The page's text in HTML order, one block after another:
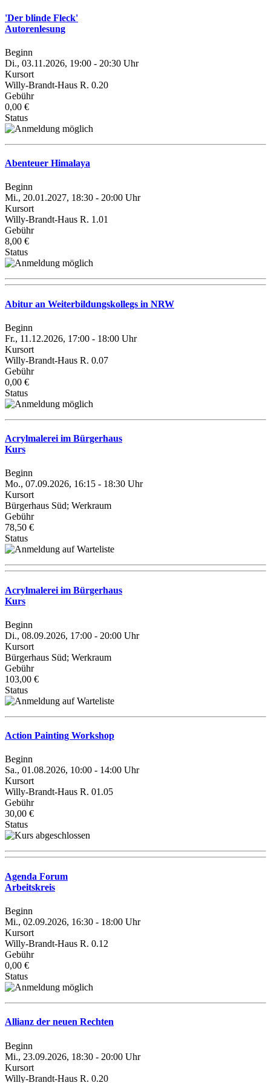
'Der blinde Fleck'
Autorenlesung
Beginn
Di., 03.11.2026, 19:00 - 20:30 Uhr
Kursort
Willy-Brandt-Haus R. 0.20
Gebühr
0,00 €
Status
Abenteuer Himalaya
Beginn
Mi., 20.01.2027, 18:30 - 20:00 Uhr
Kursort
Willy-Brandt-Haus R. 1.01
Gebühr
8,00 €
Status
Abitur an Weiterbildungskollegs in NRW
Beginn
Fr., 11.12.2026, 17:00 - 18:00 Uhr
Kursort
Willy-Brandt-Haus R. 0.07
Gebühr
0,00 €
Status
Acrylmalerei im Bürgerhaus
Kurs
Beginn
Mo., 07.09.2026, 16:15 - 18:30 Uhr
Kursort
Bürgerhaus Süd; Werkraum
Gebühr
78,50 €
Status
Acrylmalerei im Bürgerhaus
Kurs
Beginn
Di., 08.09.2026, 17:00 - 20:00 Uhr
Kursort
Bürgerhaus Süd; Werkraum
Gebühr
103,00 €
Status
Action Painting Workshop
Beginn
Sa., 01.08.2026, 10:00 - 14:00 Uhr
Kursort
Willy-Brandt-Haus R. 01.05
Gebühr
30,00 €
Status
Agenda Forum
Arbeitskreis
Beginn
Mi., 02.09.2026, 16:30 - 18:00 Uhr
Kursort
Willy-Brandt-Haus R. 0.12
Gebühr
0,00 €
Status
Allianz der neuen Rechten
Beginn
Mi., 23.09.2026, 18:30 - 20:00 Uhr
Kursort
Willy-Brandt-Haus R. 0.20